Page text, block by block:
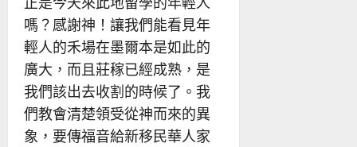
嗎？感謝神！讓我們能看見年
輕人的禾場在墨爾本是如此的
廣大，而且莊稼已經成熟，是
我們該出去收割的時候了。我
們教會清楚領受從神而來的異
象，要傳福音給新移民華人家